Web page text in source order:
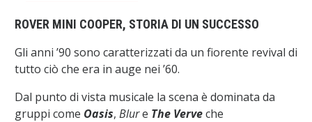
ROVER MINI COOPER, STORIA DI UN SUCCESSO
Gli anni ’90 sono caratterizzati da un fiorente revival di
tutto ciò che era in auge nei ’60.
Dal punto di vista musicale la scena è dominata da
gruppi come Oasis, Blure The Verveche